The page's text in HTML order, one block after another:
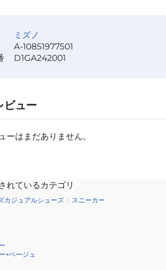
ミズノ
A-10851977501
D1GA242001
ビュー
ーはまだありません。
れているカテゴリ
カジュアルシューズ スニーカー
×ベージュ